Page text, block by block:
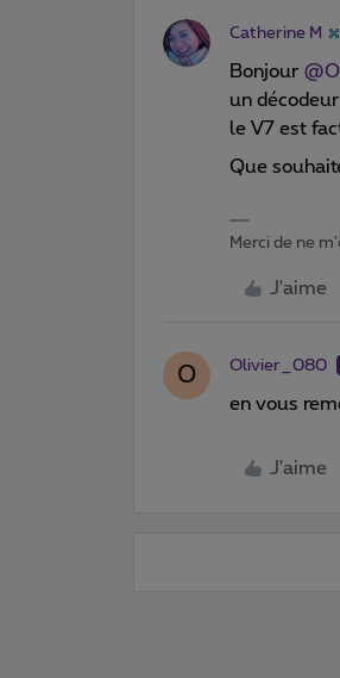
Catherine M
Bonjour
un
le V7 est
Que
Merci de ne
J'aime
O Olivier_080
en vous
J'aime